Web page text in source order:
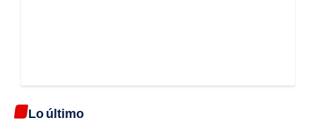
Lo último